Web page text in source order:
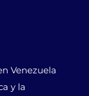
Venezuela
y la